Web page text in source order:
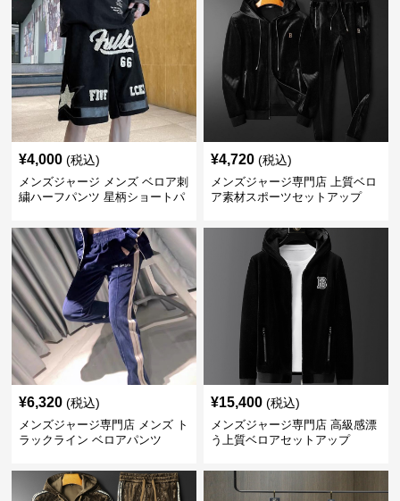
¥4,000 (税込)
メンズジャージ メンズ ベロア刺
繍ハーフパンツ 星柄ショートパ
¥4,720 (税込)
メンズジャージ専門店 上質ベロ
ア素材スポーツセットアップ
¥6,320 (税込)
メンズジャージ専門店 メンズ ト
ラックライン ベロアパンツ
¥15,400 (税込)
メンズジャージ専門店 高級感漂
う上質ベロアセットアップ